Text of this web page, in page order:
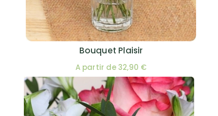
Bouquet Plaisir
A partir de 32,90 €